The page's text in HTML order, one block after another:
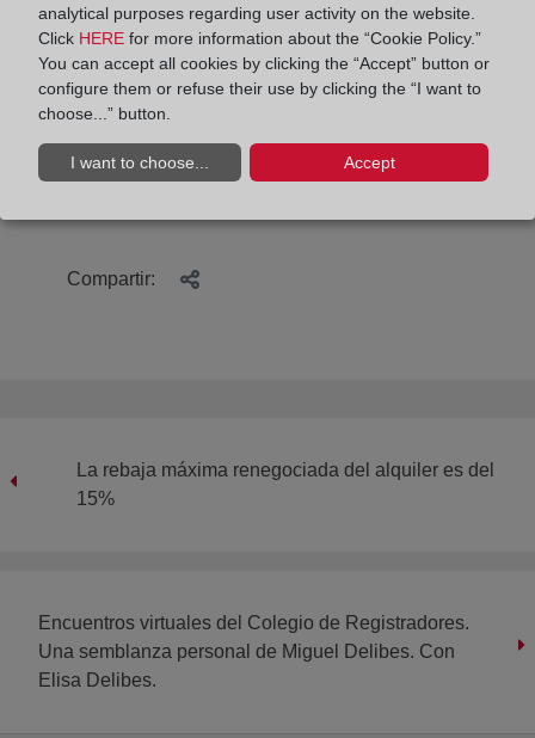
población joven a aquellas zonas en las que el
precio de la vivienda ya es más bajo que en
grandes ciudades, y, por otro, proyectos públicos de
rehabilitación de viviendas y regulación de
alquileres en aquellas zonas rurales que lo
necesiten, ya que, sin un acceso a la vivienda
asequible, será imposible atraer población joven a
Compartir:
La rebaja máxima renegociada del alquiler es del
15%
Encuentros virtuales del Colegio de Registradores.
Una semblanza personal de Miguel Delibes. Con
Elisa Delibes.
analytical purposes regarding user activity on the website.
Click HERE for more information about the “Cookie Policy.”
You can accept all cookies by clicking the “Accept” button or
configure them or refuse their use by clicking the “I want to
choose...” button.
I want to choose... Accept